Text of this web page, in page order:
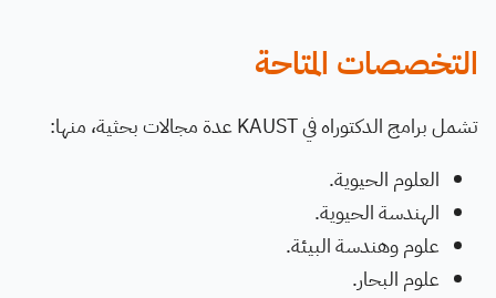
التخصصات المتاحة
تشمل برامج الدكتوراه في KAUST عدة مجالات بحثية، منها:
العلوم الحيوية.
الهندسة الحيوية.
علوم وهندسة البيئة.
علوم البحار.